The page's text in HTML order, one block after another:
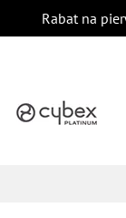
Rabat na